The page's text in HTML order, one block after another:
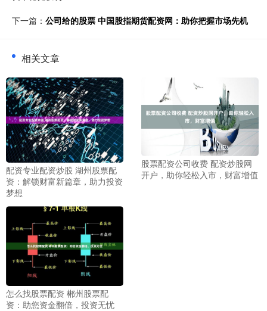
下一篇： 公司给的股票 中国股指期货配资网：助你把握市场先机
相关文章
配资专业配资炒股 湖州股票配
资：解锁财富新篇章，助力投资
梦想
股票配资公司收费 配资炒股网
开户，助你轻松入市，财富增值
怎么找股票配资 郴州股票配
资：助您资金翻倍，投资无忧